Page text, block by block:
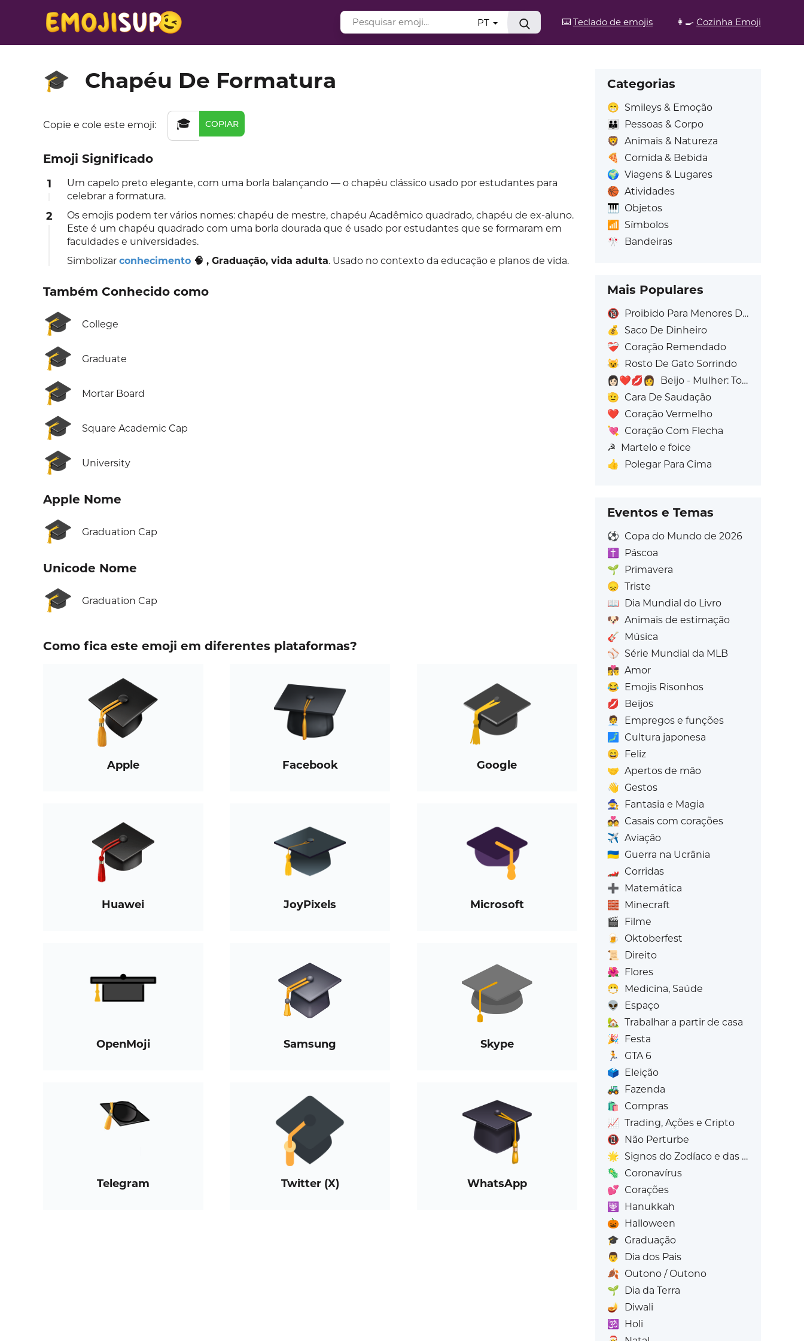
⌨️ Teclado de emojis 👩‍🍳 Cozinha Emoji
PT
🎓 Chapéu De Formatura
Copie e cole este emoji: 🎓 COPIAR
Emoji Significado
1
Um capelo preto elegante, com uma borla balançando — o chapéu clássico usado por estudantes para
celebrar a formatura.
2
Os emojis podem ter vários nomes: chapéu de mestre, chapéu Acadêmico quadrado, chapéu de ex-aluno.
Este é um chapéu quadrado com uma borla dourada que é usado por estudantes que se formaram em
faculdades e universidades.
Simbolizar conhecimento 🧠 , Graduação, vida adulta. Usado no contexto da educação e planos de vida.
Também Conhecido como
🎓 College
🎓 Graduate
🎓 Mortar Board
🎓 Square Academic Cap
🎓 University
Apple Nome
🎓 Graduation Cap
Unicode Nome
🎓 Graduation Cap
Como fica este emoji em diferentes plataformas?
Apple Facebook Google
Huawei JoyPixels Microsoft
OpenMoji Samsung Skype
Telegram Twitter (X) WhatsApp
Categorias
😁 Smileys & Emoção
👪
Pessoas & Corpo
🦁 Animais & Natureza
🍕
Comida & Bebida
🌍 Viagens & Lugares
🏀 Atividades
🎹 Objetos
📶
Símbolos
🎌 Bandeiras
Mais Populares
🔞 Proibido Para Menores De 18 Anos
💰
Saco De Dinheiro
❤️‍🩹 Coração Remendado
😺 Rosto De Gato Sorrindo
👩🏻‍❤️‍💋‍👩
Beijo - Mulher: Tom de pele claro, Mulher: Sem Tom de Pele
🫡 Cara De Saudação
❤️ Coração Vermelho
💘 Coração Com Flecha
☭ Martelo e foice
👍
Polegar Para Cima
Eventos e Temas
⚽ Copa do Mundo de 2026
✝️
Páscoa
🌱 Primavera
😞 Triste
📖 Dia Mundial do Livro
🐶 Animais de estimação
🎸 Música
⚾ Série Mundial da MLB
👩‍❤️‍💋‍👨 Amor
😂 Emojis Risonhos
💋 Beijos
🧑‍💼
Empregos e funções
🗾 Cultura japonesa
😄 Feliz
🤝 Apertos de mão
👋 Gestos
🧙 Fantasia e Magia
💑 Casais com corações
✈️ Aviação
🇺🇦 Guerra na Ucrânia
🏎️ Corridas
➕ Matemática
🧱 Minecraft
🎬 Filme
🍺
Oktoberfest
📜
Direito
🌺 Flores
😷 Medicina, Saúde
👽
Espaço
🏡 Trabalhar a partir de casa
🎉 Festa
🏃
GTA 6
🗳️ Eleição
🚜 Fazenda
🛍️ Compras
📈 Trading, Ações e Cripto
📵 Não Perturbe
🌟 Signos do Zodíaco e das Estrelas
🦠 Coronavírus
💕 Corações
🕎
Hanukkah
🎃 Halloween
🎓 Graduação
👨
Dia dos Pais
🍂 Outono / Outono
🌱 Dia da Terra
🪔
Diwali
🕉️
Holi